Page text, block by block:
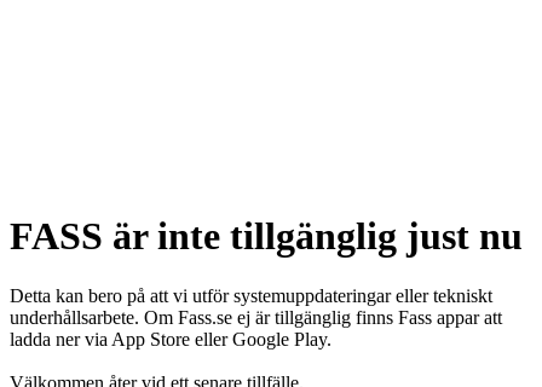
FASS är inte tillgänglig just nu
Detta kan bero på att vi utför systemuppdateringar eller tekniskt
underhållsarbete. Om Fass.se ej är tillgänglig finns Fass appar att
ladda ner via App Store eller Google Play.
Välkommen åter vid ett senare tillfälle.